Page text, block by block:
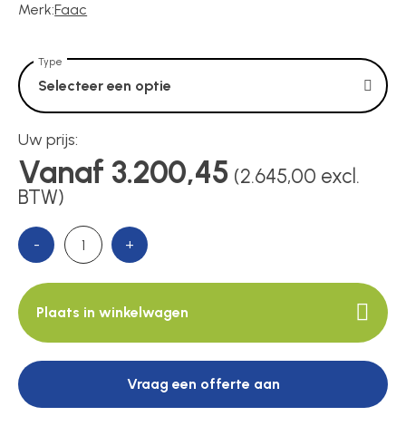
Contact
Merk:Faac
Type
Selecteer een optie
Uw prijs:
Vanaf 3.200,45 (2.645,00 excl.
BTW)
- +
Plaats in winkelwagen
Vraag een offerte aan